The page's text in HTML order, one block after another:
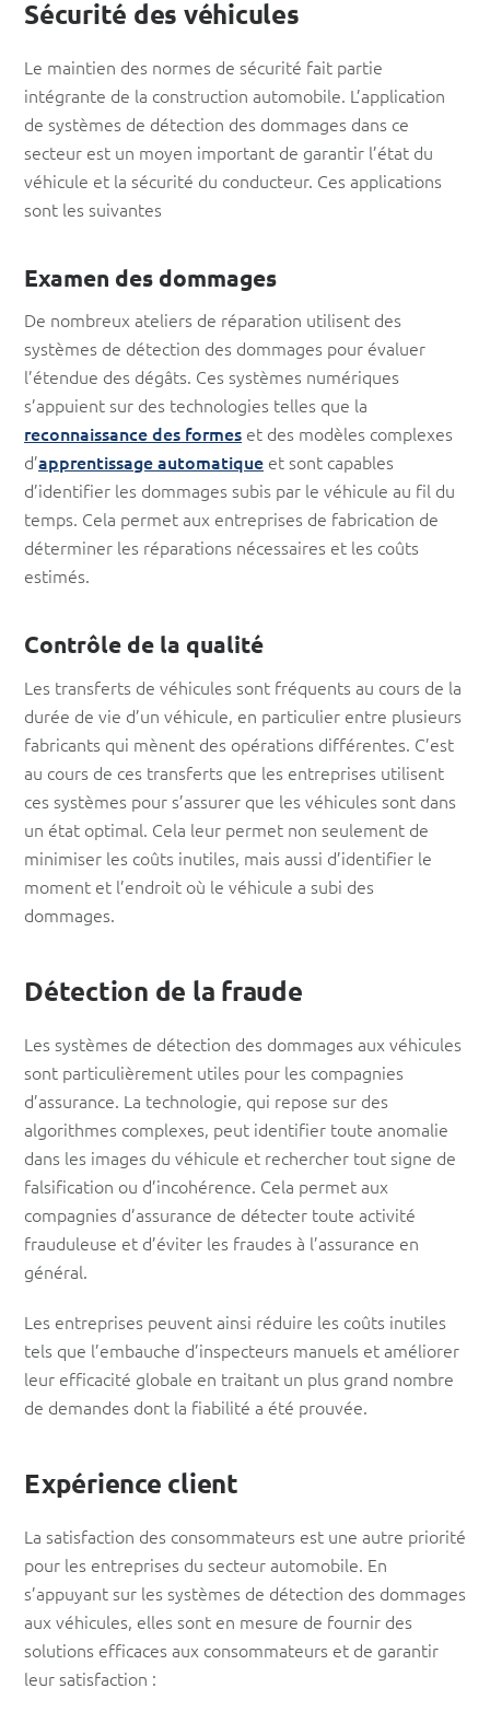
Sécurité des véhicules
Le maintien des normes de sécurité fait partie
intégrante de la construction automobile. L’application
de systèmes de détection des dommages dans ce
secteur est un moyen important de garantir l’état du
véhicule et la sécurité du conducteur. Ces applications
sont les suivantes
Examen des dommages
De nombreux ateliers de réparation utilisent des
systèmes de détection des dommages pour évaluer
l’étendue des dégâts. Ces systèmes numériques
s’appuient sur des technologies telles que la
reconnaissance des formes et des modèles complexes
d’apprentissage automatique et sont capables
d’identifier les dommages subis par le véhicule au fil du
temps. Cela permet aux entreprises de fabrication de
déterminer les réparations nécessaires et les coûts
estimés.
Contrôle de la qualité
Les transferts de véhicules sont fréquents au cours de la
durée de vie d’un véhicule, en particulier entre plusieurs
fabricants qui mènent des opérations différentes. C’est
au cours de ces transferts que les entreprises utilisent
ces systèmes pour s’assurer que les véhicules sont dans
un état optimal. Cela leur permet non seulement de
minimiser les coûts inutiles, mais aussi d’identifier le
moment et l’endroit où le véhicule a subi des
dommages.
Détection de la fraude
Les systèmes de détection des dommages aux véhicules
sont particulièrement utiles pour les compagnies
d’assurance. La technologie, qui repose sur des
algorithmes complexes, peut identifier toute anomalie
dans les images du véhicule et rechercher tout signe de
falsification ou d’incohérence. Cela permet aux
compagnies d’assurance de détecter toute activité
frauduleuse et d’éviter les fraudes à l’assurance en
général.
Les entreprises peuvent ainsi réduire les coûts inutiles
tels que l’embauche d’inspecteurs manuels et améliorer
leur efficacité globale en traitant un plus grand nombre
de demandes dont la fiabilité a été prouvée.
Expérience client
La satisfaction des consommateurs est une autre priorité
pour les entreprises du secteur automobile. En
s’appuyant sur les systèmes de détection des dommages
aux véhicules, elles sont en mesure de fournir des
solutions efficaces aux consommateurs et de garantir
leur satisfaction :